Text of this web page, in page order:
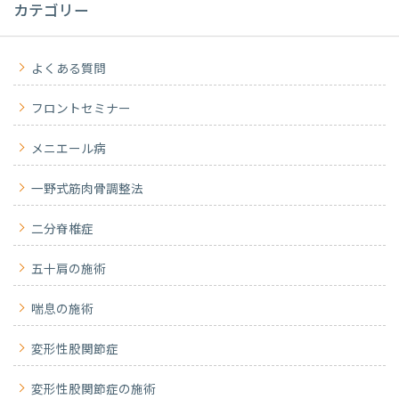
カテゴリー
よくある質問
フロントセミナー
メニエール病
一野式筋肉骨調整法
二分脊椎症
五十肩の施術
喘息の施術
変形性股関節症
変形性股関節症の施術